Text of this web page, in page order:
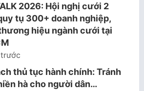
2026: Hội nghị cưới 2
tụ 300+ doanh nghiệp,
hiệu ngành cưới tại
thủ tục hành chính: Tránh
hà cho người dân…